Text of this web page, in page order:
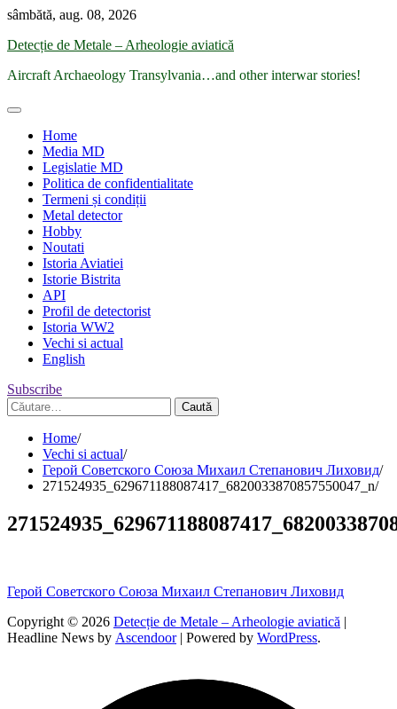
Skip
content
sâmbătă, aug. 08, 2026
Detecție de Metale – Arheologie aviatică
Aircraft Archaeology Transylvania…and other interwar stories!
Home
Media MD
Legislatie MD
Politica de confidentialitate
Termeni și condiții
Metal detector
Hobby
Noutati
Istoria Aviatiei
Istorie Bistrita
API
Profil de detectorist
Istoria WW2
Vechi si actual
English
Subscribe
Caută
după:
Home
Vechi si actual
Герой Советского Союза Михаил Степанович Лиховид
271524935_629671188087417_6820033870857550047_n
Navigare
în
articole
Герой Советского Союза Михаил Степанович Лиховид
Copyright © 2026 Detecție de Metale – Arheologie aviatică |
Headline News by Ascendoor| Powered by WordPress.